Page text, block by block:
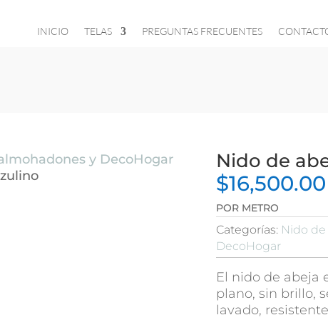
INICIO TELAS PREGUNTAS FRECUENTES
y DecoHogar
Nido de
$16,500.00
POR METRO
Categorías: Nido de
DecoHogar
El nido de abeja
plano, sin brillo,
lavado,